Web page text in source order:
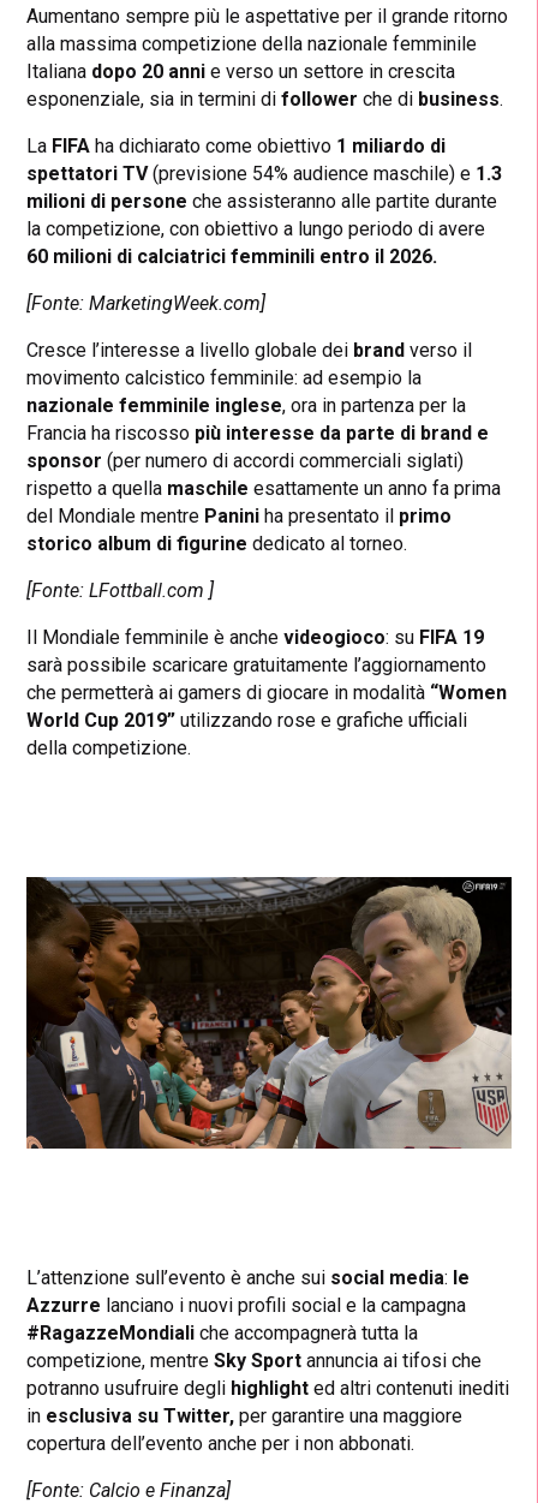
Aumentano sempre più le aspettative per il grande ritorno
alla massima competizione della nazionale femminile
Italiana dopo 20 anni e verso un settore in crescita
esponenziale, sia in termini difollower che di business.
La FIFA ha dichiarato come obiettivo 1 miliardo di
spettatori TV(previsione 54% audience maschile) e 1.3
milioni di persone che assisteranno alle partite durante
la competizione, con obiettivo a lungo periodo di avere
60 milioni di calciatrici femminili entro il 2026.
[Fonte: MarketingWeek.com]
Cresce l’interesse a livello globale dei brand verso il
movimento calcistico femminile: ad esempio la
nazionale femminile inglese, ora in partenza per la
Francia ha riscosso più interesse da parte di brand e
sponsor (per numero di accordi commerciali siglati)
rispetto a quella maschile esattamente un anno fa prima
del Mondiale mentre Panini ha presentato il primo
storico album di figurine dedicato al torneo.
[Fonte: LFottball.com ]
Il Mondiale femminile è anchevideogioco: su FIFA 19
sarà possibile scaricare gratuitamente l’aggiornamento
che permetterà ai gamers di giocare in modalità “Women
World Cup 2019” utilizzando rose e grafiche ufficiali
della competizione.
L’attenzione sull’evento è anche sui social media: le
Azzurre lanciano i nuovi profili social e la campagna
#RagazzeMondialiche accompagnerà tutta la
competizione, mentre Sky Sportannuncia ai tifosi che
potranno usufruire degli highlight ed altri contenuti inediti
in esclusiva su Twitter,per garantire una maggiore
copertura dell’evento anche per i non abbonati.
[Fonte: Calcio e Finanza]